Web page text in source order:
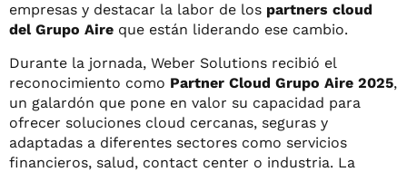
empresas y destacar la labor de los partners cloud
del Grupo Aire que están liderando ese cambio.
Durante la jornada, Weber Solutions recibió el
reconocimiento como Partner Cloud Grupo Aire 2025,
un galardón que pone en valor su capacidad para
ofrecer soluciones cloud cercanas, seguras y
adaptadas a diferentes sectores como servicios
financieros, salud, contact center o industria. La